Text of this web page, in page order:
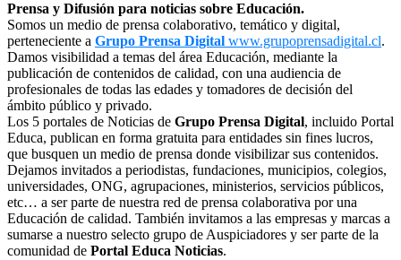
Prensa y Difusión para noticias sobre Educación.
Somos un medio de prensa colaborativo, temático y digital,
perteneciente a Grupo Prensa Digital www.grupoprensadigital.cl.
Damos visibilidad a temas del área Educación, mediante la
publicación de contenidos de calidad, con una audiencia de
profesionales de todas las edades y tomadores de decisión del
ámbito público y privado.
Los 5 portales de Noticias de Grupo Prensa Digital, incluido Portal
Educa, publican en forma gratuita para entidades sin fines lucros,
que busquen un medio de prensa donde visibilizar sus contenidos.
Dejamos invitados a periodistas, fundaciones, municipios, colegios,
universidades, ONG, agrupaciones, ministerios, servicios públicos,
etc… a ser parte de nuestra red de prensa colaborativa por una
Educación de calidad. También invitamos a las empresas y marcas a
sumarse a nuestro selecto grupo de Auspiciadores y ser parte de la
comunidad de Portal Educa Noticias.